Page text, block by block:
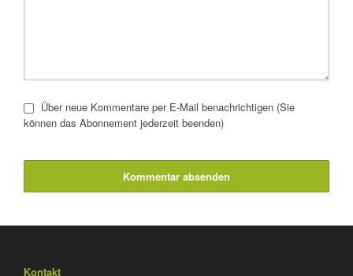
Über neue Kommentare per E-Mail benachrichtigen (Sie
können das Abonnement jederzeit beenden)
Kommentar absenden
Kontakt